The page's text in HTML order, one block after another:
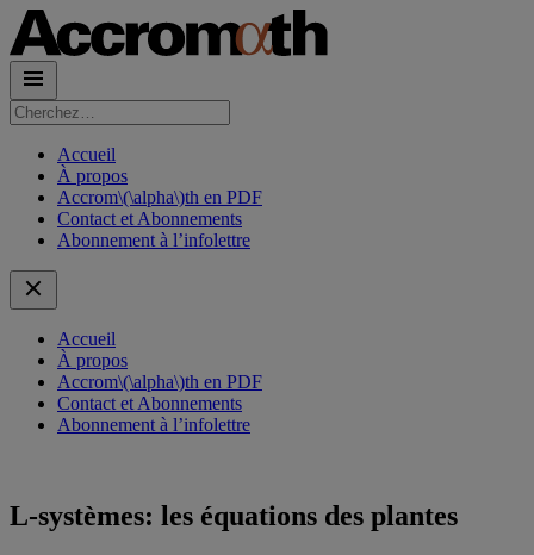
Rechercher :
Accueil
À propos
Accrom\(\alpha\)th en PDF
Contact et Abonnements
Abonnement à l’infolettre
Accueil
À propos
Accrom\(\alpha\)th en PDF
Contact et Abonnements
Abonnement à l’infolettre
L-systèmes: les équations des plantes